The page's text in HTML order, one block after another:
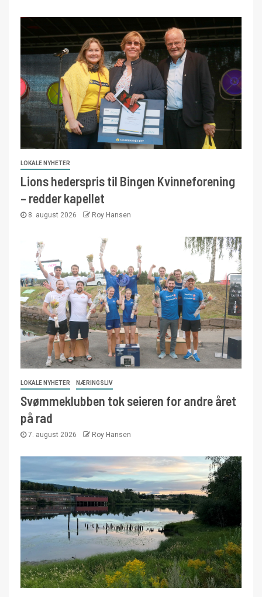
LOKALE NYHETER
Lions hederspris til Bingen Kvinneforening
– redder kapellet
8. august 2026 Roy Hansen
LOKALE NYHETER NÆRINGSLIV
Svømmeklubben tok seieren for andre året
på rad
7. august 2026 Roy Hansen